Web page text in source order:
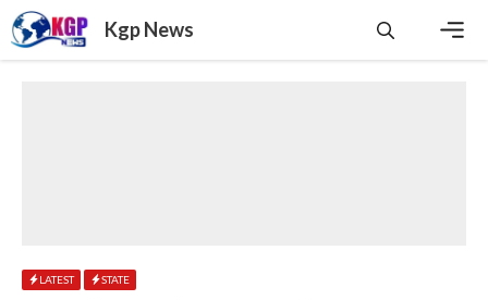
Skip
to
content
Kgp News
LATEST STATE